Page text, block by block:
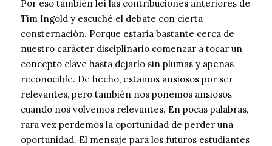
Por eso también leí las contribuciones anteriores de
Tim Ingold y escuché el debate con cierta
consternación. Porque estaría bastante cerca de
nuestro carácter disciplinario comenzar a tocar un
concepto clave hasta dejarlo sin plumas y apenas
reconocible. De hecho, estamos ansiosos por ser
relevantes, pero también nos ponemos ansiosos
cuando nos volvemos relevantes. En pocas palabras,
rara vez perdemos la oportunidad de perder una
oportunidad. El mensaje para los futuros estudiantes